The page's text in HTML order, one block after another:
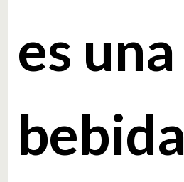
es una
bebida